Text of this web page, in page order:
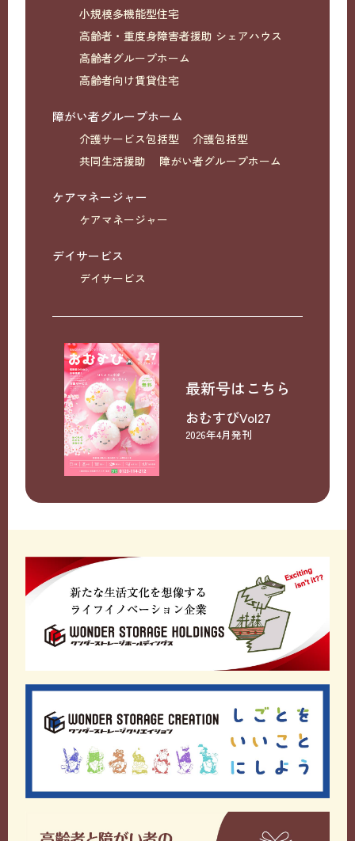
小規模多機能型住宅
高齢者・重度身障害者援助 シェアハウス
高齢者グループホーム
高齢者向け賃貸住宅
障がい者グループホーム
介護サービス包括型
介護包括型
共同生活援助
障がい者グループホーム
ケアマネージャー
ケアマネージャー
デイサービス
デイサービス
最新号はこちら
おむすびVol27
2026年4月発刊